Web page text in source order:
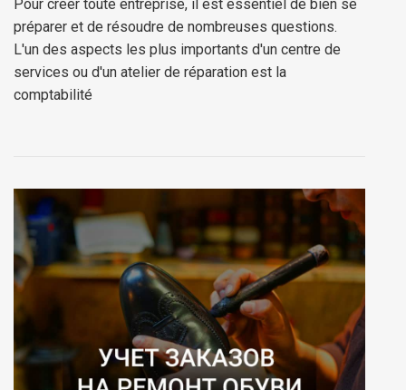
Pour créer toute entreprise, il est essentiel de bien se
préparer et de résoudre de nombreuses questions.
L'un des aspects les plus importants d'un centre de
services ou d'un atelier de réparation est la
comptabilité